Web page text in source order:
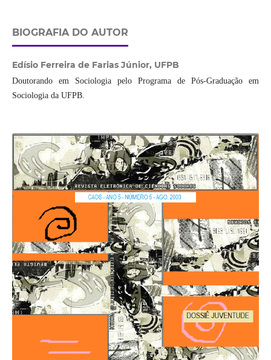
BIOGRAFIA DO AUTOR
Edísio Ferreira de Farias Júnior, UFPB
Doutorando em Sociologia pelo Programa de Pós-Graduação em
Sociologia da UFPB.